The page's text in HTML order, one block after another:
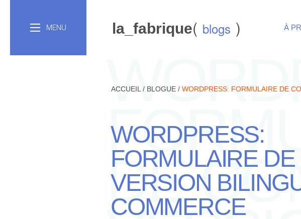
MENU la_fabrique( blogs ) À
DE
ACCUEIL / BLOGUE / WORDPRESS: FORMULAIRE DE
WORDPRESS:
FORMULAIRE DE
VERSION
COMMERCE